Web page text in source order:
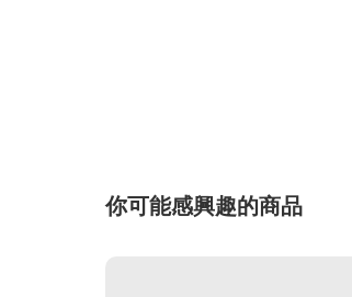
你可能感興趣的商品